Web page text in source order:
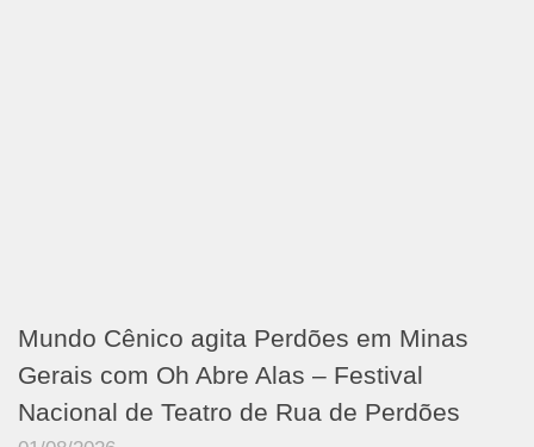
Mundo Cênico agita Perdões em Minas
Gerais com Oh Abre Alas – Festival
Nacional de Teatro de Rua de Perdões